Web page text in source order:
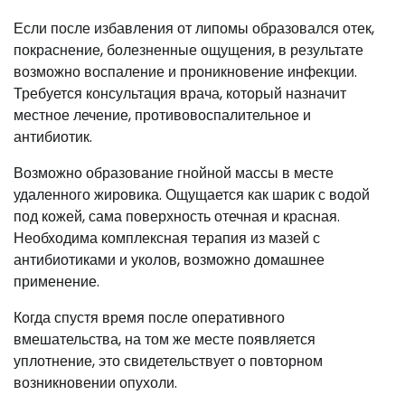
Если после избавления от липомы образовался отек,
покраснение, болезненные ощущения, в результате
возможно воспаление и проникновение инфекции.
Требуется консультация врача, который назначит
местное лечение, противовоспалительное и
антибиотик.
Возможно образование гнойной массы в месте
удаленного жировика. Ощущается как шарик с водой
под кожей, сама поверхность отечная и красная.
Необходима комплексная терапия из мазей с
антибиотиками и уколов, возможно домашнее
применение.
Когда спустя время после оперативного
вмешательства, на том же месте появляется
уплотнение, это свидетельствует о повторном
возникновении опухоли.